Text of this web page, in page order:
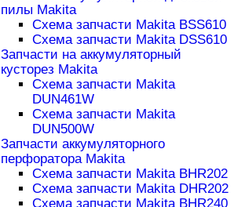
пилы Makita
Схема запчасти Makita BSS610
Схема запчасти Makita DSS610
Запчасти на аккумуляторный
кусторез Makita
Схема запчасти Makita
DUN461W
Схема запчасти Makita
DUN500W
Запчасти аккумуляторного
перфоратора Makita
Схема запчасти Makita BHR202
Схема запчасти Makita DHR202
Схема запчасти Makita BHR240